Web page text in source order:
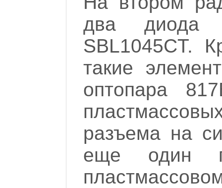
два диода
SBL1045CT.
такие
оптопара
разъема на
еще один